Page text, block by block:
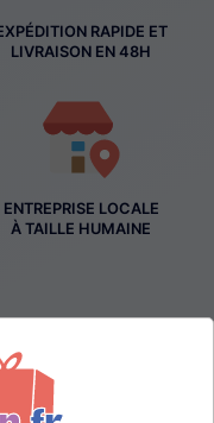
RAPIDE ET
LIVRAISON EN 48H
ENTREPRISE LOCALE
À TAILLE HUMAINE
&